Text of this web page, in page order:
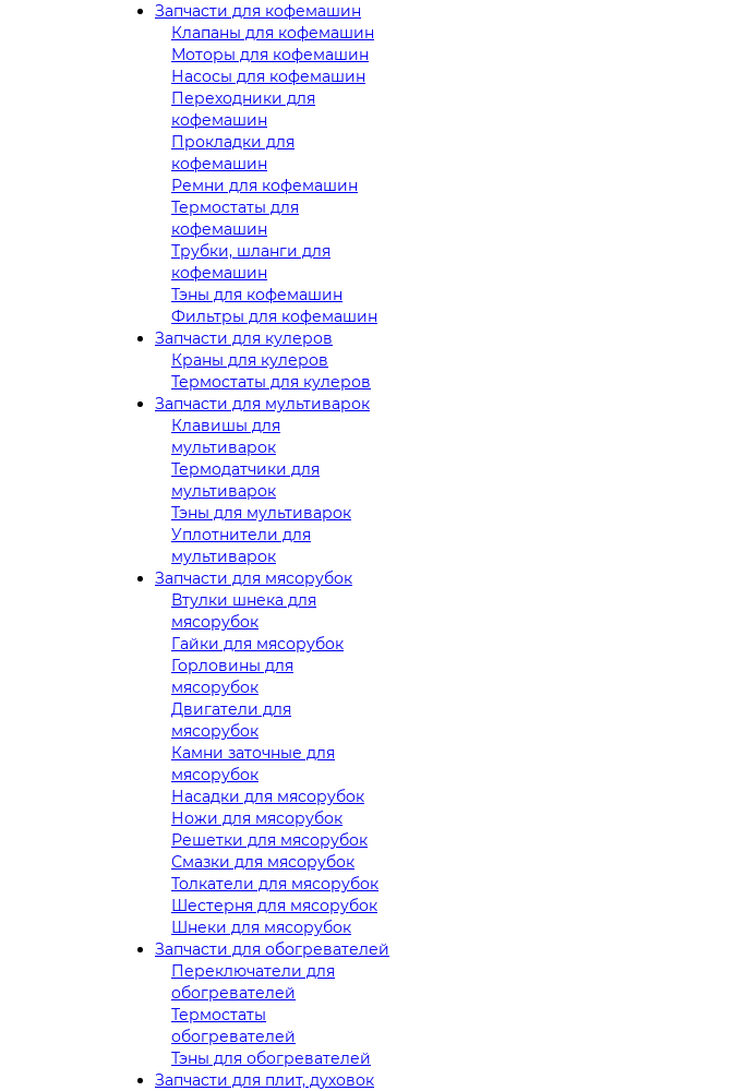
Запчасти для кофемашин
Клапаны для кофемашин
Моторы для кофемашин
Насосы для кофемашин
Переходники для
кофемашин
Прокладки для
кофемашин
Ремни для кофемашин
Термостаты для
кофемашин
Трубки, шланги для
кофемашин
Тэны для кофемашин
Фильтры для кофемашин
Запчасти для кулеров
Краны для кулеров
Термостаты для кулеров
Запчасти для мультиварок
Клавишы для
мультиварок
Термодатчики для
мультиварок
Тэны для мультиварок
Уплотнители для
мультиварок
Запчасти для мясорубок
Втулки шнека для
мясорубок
Гайки для мясорубок
Горловины для
мясорубок
Двигатели для
мясорубок
Камни заточные для
мясорубок
Насадки для мясорубок
Ножи для мясорубок
Решетки для мясорубок
Смазки для мясорубок
Толкатели для мясорубок
Шестерня для мясорубок
Шнеки для мясорубок
Запчасти для обогревателей
Переключатели для
обогревателей
Термостаты
обогревателей
Тэны для обогревателей
Запчасти для плит, духовок